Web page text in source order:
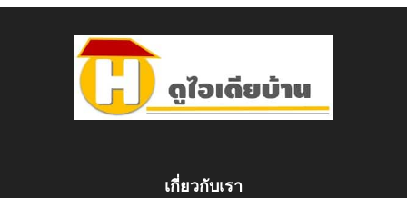
เกี่ยวกับเรา